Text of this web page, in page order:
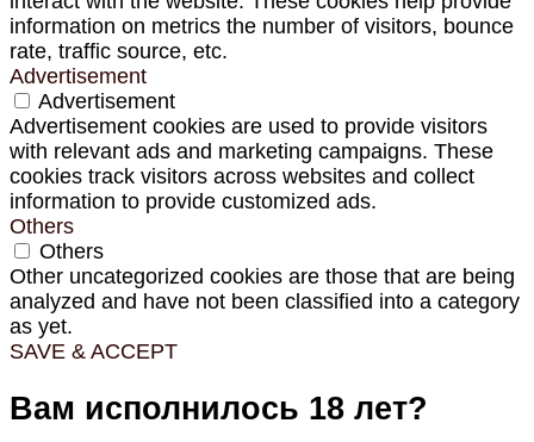
information on metrics the number of visitors, bounce
rate, traffic source, etc.
Advertisement
Advertisement
Advertisement cookies are used to provide visitors
with relevant ads and marketing campaigns. These
cookies track visitors across websites and collect
information to provide customized ads.
Others
Others
Other uncategorized cookies are those that are being
analyzed and have not been classified into a category
as yet.
SAVE & ACCEPT
Вам исполнилось 18 лет?